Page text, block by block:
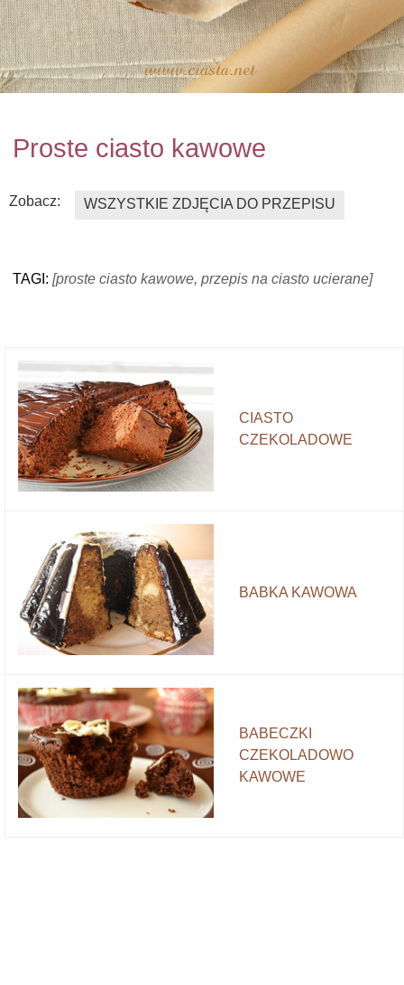
Proste ciasto kawowe
Zobacz: WSZYSTKIE ZDJĘCIA DO PRZEPISU
TAGI: [proste ciasto kawowe, przepis na ciasto ucierane]
CIASTO
CZEKOLADOWE
BABKA KAWOWA
BABECZKI
CZEKOLADOWO
KAWOWE